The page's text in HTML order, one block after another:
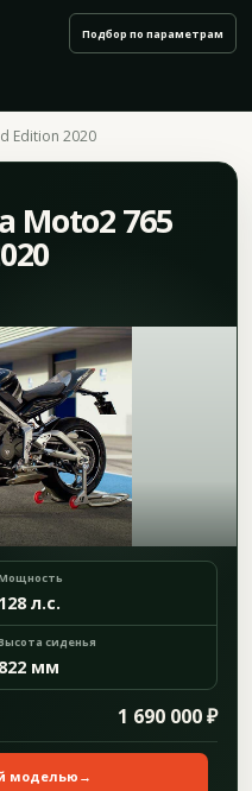
Подбор по параметрам
Edition 2020
Moto2 765
128 л.с.
сиденья
822 мм
1 690 000 ₽
моделью →